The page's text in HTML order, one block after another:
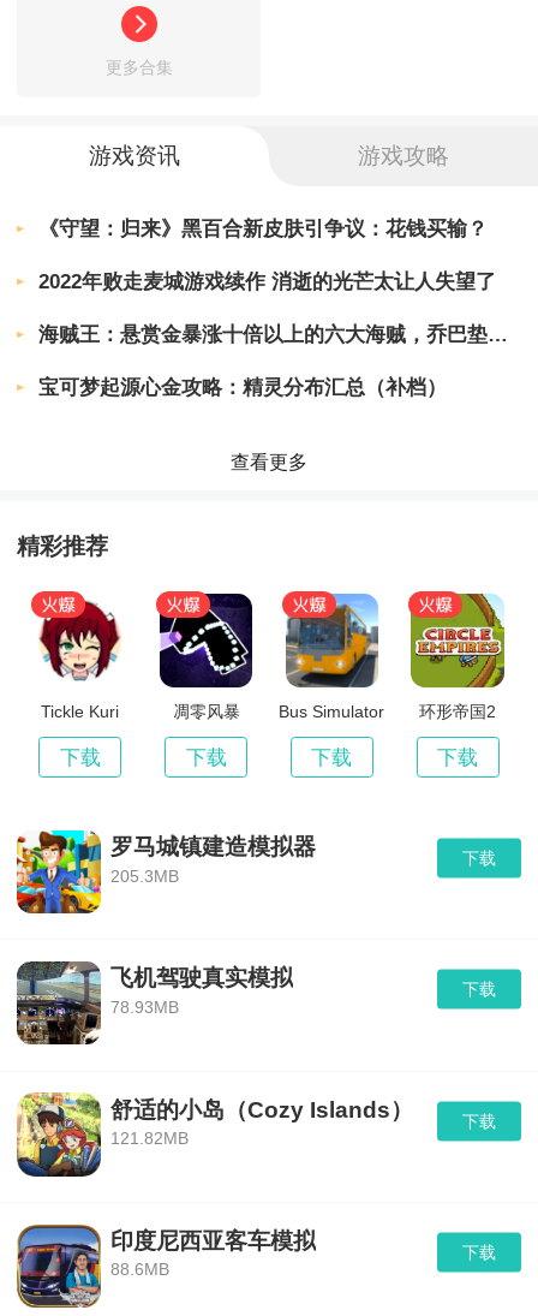
3、你的角色的生命是无限的，所以你可以继续应
战自己打破手的速度和反响。
1、内容：一款全新的商业游戏，用各种心爱的动
2、互动：玩家可以与小动物中止各种有趣的互
动，以及小动物的各种装饰。
很多种。疾速搜集:疾速搜集。
游戏优势
1、模拟的游乐场。真正的游乐园有许多设备，玩
家可以自由地玩各种方式的文娱。
2、这里的每个设备都可以玩。你还可以在这里游
泳和玩耍。这是非常有趣和免费的。你可以去免费
的游乐园。
色，用捏脸等方法创建自己共同的角色，并测试捏
脸技艺。
更多合集
游戏资讯 游戏攻略
《守望：归来》黑百合新皮肤引争议：花钱买输？
2022年败走麦城游戏续作 消逝的光芒太让人失望了
海贼王：悬赏金暴涨十倍以上的六大海贼，乔巴垫底，巴基只能第2
宝可梦起源心金攻略：精灵分布汇总（补档）
查看更多
精彩推荐
Tickle Kuri
下载
凋零风暴
下载
Bus Simulator
州版)
下载
环形帝国2
下载
罗马城镇建造模拟器
205.3MB
下载
飞机驾驶真实模拟
78.93MB
下载
舒适的小岛（Cozy Islands）
121.82MB
下载
印度尼西亚客车模拟
88.6MB
下载